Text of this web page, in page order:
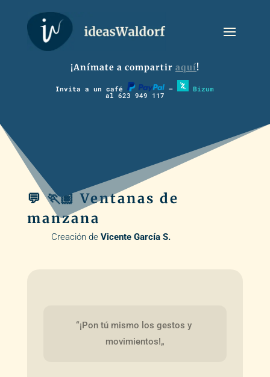
¡Anímate a compartir aquí!
Invita a un café – Bizum
al 623 949 117
💬 🏃🏽 Ventanas de
manzana
Creación de Vicente García S.
“¡Pon tú mismo los gestos y
movimientos!„